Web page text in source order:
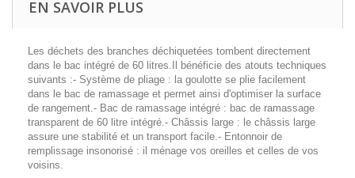
EN SAVOIR PLUS
Les déchets des branches déchiquetées tombent directement
dans le bac intégré de 60 litres.Il bénéficie des atouts techniques
suivants :- Système de pliage : la goulotte se plie facilement
dans le bac de ramassage et permet ainsi d'optimiser la surface
de rangement.- Bac de ramassage intégré : bac de ramassage
transparent de 60 litre intégré.- Châssis large : le châssis large
assure une stabilité et un transport facile.- Entonnoir de
remplissage insonorisé : il ménage vos oreilles et celles de vos
voisins.